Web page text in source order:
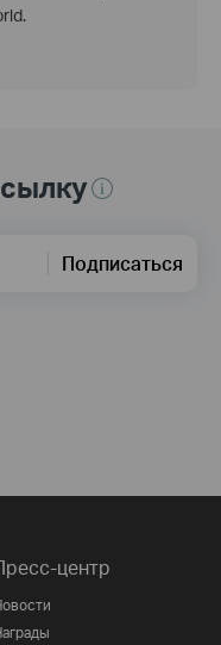
Подписаться
центр